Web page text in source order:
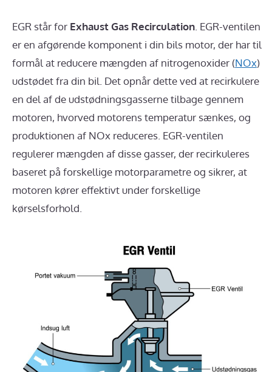
EGR står for Exhaust Gas Recirculation . EGR-ventilen
er en afgørende komponent i din bils motor, der har til
formål at reducere mængden af ​​nitrogenoxider (NOx)
udstødet fra din bil. Det opnår dette ved at recirkulere
en del af de udstødningsgasserne tilbage gennem
motoren, hvorved motorens temperatur sænkes, og
produktionen af ​​NOx reduceres. EGR-ventilen
regulerer mængden af ​​disse gasser, der recirkuleres
baseret på forskellige motorparametre og sikrer, at
motoren kører effektivt under forskellige
kørselsforhold.